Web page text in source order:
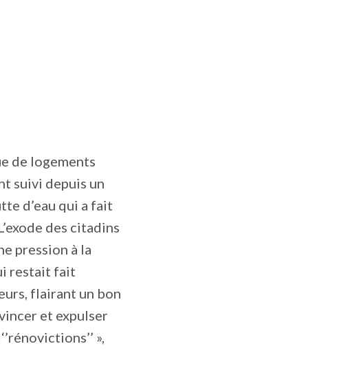
de logements
suivi depuis un
d’eau qui a fait
des citadins
pression à la
restait fait
flairant un bon
et expulser
»,